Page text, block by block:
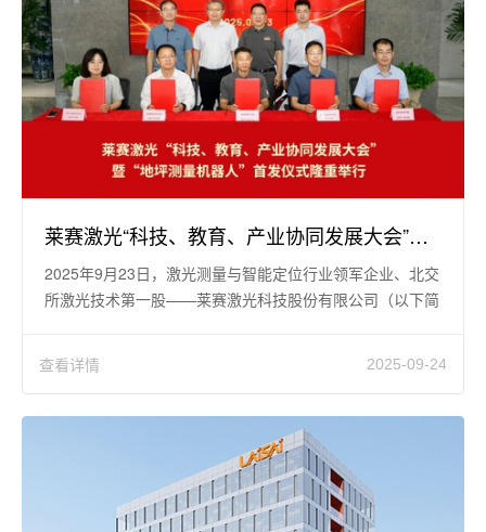
莱赛激光“科技、教育、产业协同发展大会”暨“地坪测量机器人”首发仪式隆重举行
2025年9月23日，激光测量与智能定位行业领军企业、北交
所激光技术第一股——莱赛激光科技股份有限公司（以下简
查看详情
2025-09-24